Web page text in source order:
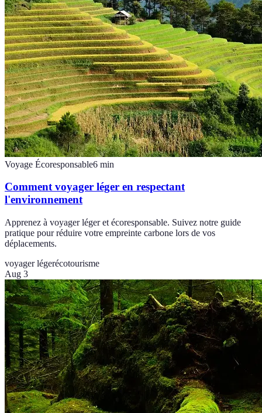
Voyage Écoresponsable6 min
Comment voyager léger en respectant
l'environnement
Apprenez à voyager léger et écoresponsable. Suivez notre guide
pratique pour réduire votre empreinte carbone lors de vos
déplacements.
voyager légerécotourisme
Aug 3